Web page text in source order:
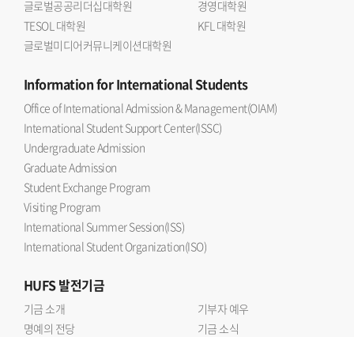
글로벌공공리더십대학원
경영대학원
TESOL 대학원
KFL 대학원
글로벌미디어커뮤니케이션대학원
Informationfor International Students
Office of International Admission & Management(OIAM)
International Student Support Center(ISSC)
Undergraduate Admission
Graduate Admission
Student Exchange Program
Visiting Program
International Summer Session(ISS)
International Student Organization(ISO)
HUFS발전기금
기금 소개
기부자 예우
명예의 전당
기금 소식